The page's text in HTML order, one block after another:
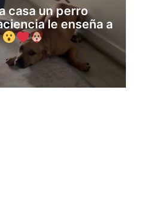
casa un perro
le enseña a